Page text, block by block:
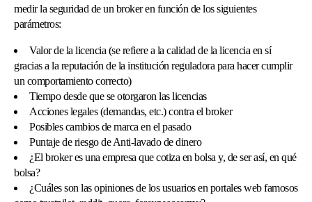
medir la seguridad de un broker en función de los siguientes
parámetros:
Valor de la licencia (se refiere a la calidad de la licencia en sí
gracias a la reputación de la institución reguladora para hacer cumplir
un comportamiento correcto)
Tiempo desde que se otorgaron las licencias
Acciones legales (demandas, etc.) contra el broker
Posibles cambios de marca en el pasado
Puntaje de riesgo de Anti-lavado de dinero
¿El broker es una empresa que cotiza en bolsa y, de ser así, en qué
bolsa?
¿Cuáles son las opiniones de los usuarios en portales web famosos